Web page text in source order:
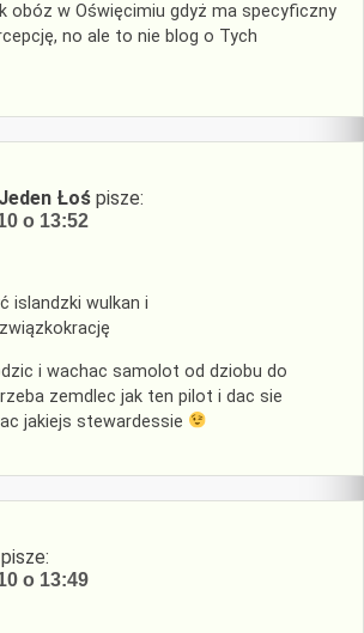
obóz w Oświęcimiu gdyż ma specyficzny
no ale to nie blog o Tych
Łoś pisze:
o 13:52
islandzki wulkan i
i wachac samolot od dziobu do
zemdlec jak ten pilot i dac sie
jakiejs stewardessie
pisze:
o 13:49